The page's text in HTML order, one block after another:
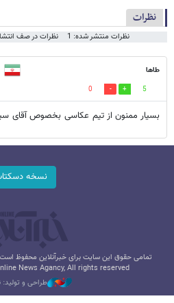
نظرات
نظرات منتشر شده: 1 نظرات در صف
طاها
5
0
بسیار ممنون از تیم عکاسی بخصوص آقای
نسخه
تمامی حقوق این سایت برای خبرآنلاین محفوظ
News Agancy, All rights reserved
طراحی و تولید: